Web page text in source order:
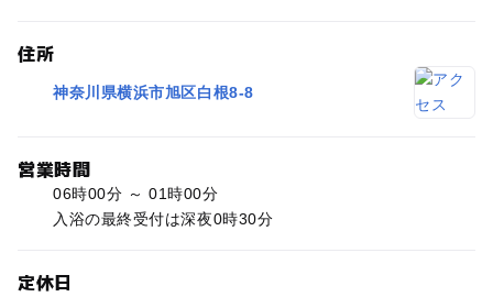
住所
神奈川県横浜市旭区白根8-8
営業時間
06時00分 ～ 01時00分
入浴の最終受付は深夜0時30分
定休日